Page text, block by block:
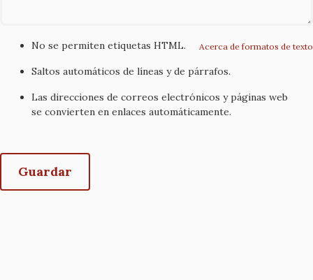
Acerca de formatos de texto
No se permiten etiquetas HTML.
Saltos automáticos de líneas y de párrafos.
Las direcciones de correos electrónicos y páginas web
se convierten en enlaces automáticamente.